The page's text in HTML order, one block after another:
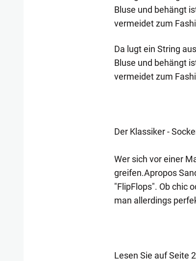
Bluse und behängt
vermeidet zum
Da lugt ein String
Bluse und behängt
vermeidet zum
Der Klassiker -
Wer sich vor einer
greifen.Apropos
"FlipFlops". Ob chic
man allerdings
Lesen Sie auf Seite